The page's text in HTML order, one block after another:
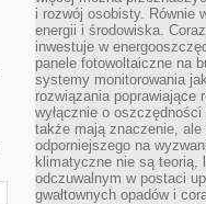
i rozwój osobisty. Równie
energii i środowiska.
inwestuje w
panele fotowoltaiczne na
systemy monitorowania
rozwiązania poprawiające
wyłącznie o
także mają znaczenie, ale
odporniejszego na
klimatyczne nie są teorią,
odczuwalnym w postaci
gwałtownych opadów i